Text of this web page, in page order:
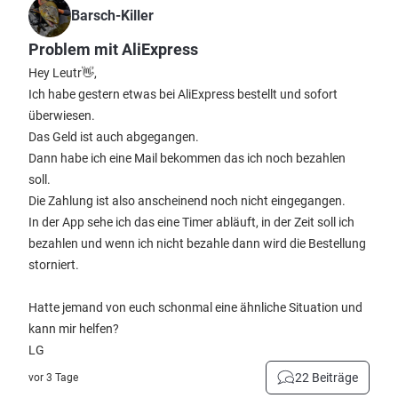
Barsch-Killer
Problem mit AliExpress
Hey Leutr👋,
Ich habe gestern etwas bei AliExpress bestellt und sofort
überwiesen.
Das Geld ist auch abgegangen.
Dann habe ich eine Mail bekommen das ich noch bezahlen
soll.
Die Zahlung ist also anscheinend noch nicht eingegangen.
In der App sehe ich das eine Timer abläuft, in der Zeit soll ich
bezahlen und wenn ich nicht bezahle dann wird die Bestellung
storniert.
Hatte jemand von euch schonmal eine ähnliche Situation und
kann mir helfen?
LG
vor 3 Tage 22 Beiträge